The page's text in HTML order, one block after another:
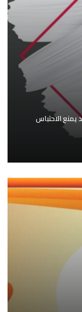
يمنع الاحتباس